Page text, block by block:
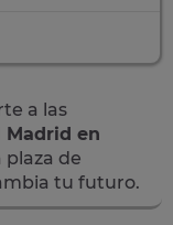
a las
Madrid en
plaza de
tu futuro.